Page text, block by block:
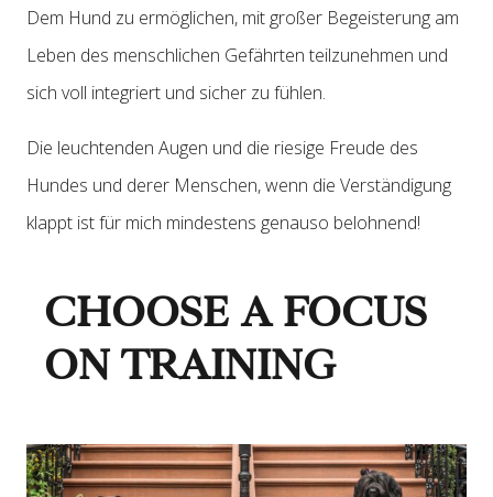
Dem Hund zu ermöglichen, mit großer Begeisterung am
Leben des menschlichen Gefährten teilzunehmen und
sich voll integriert und sicher zu fühlen.
Die leuchtenden Augen und die riesige Freude des
Hundes und derer Menschen, wenn die Verständigung
klappt ist für mich mindestens genauso belohnend!
CHOOSE A FOCUS
ON TRAINING